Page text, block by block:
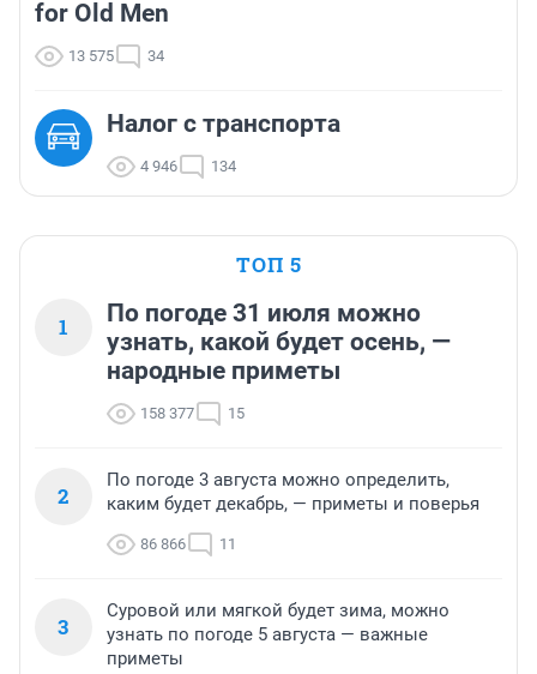
for Old Men
13 575 34
Налог с транспорта
4 946 134
ТОП 5
1
По погоде 31 июля можно
узнать, какой будет осень, —
народные приметы
158 377 15
2
По погоде 3 августа можно определить,
каким будет декабрь, — приметы и поверья
86 866 11
3
Суровой или мягкой будет зима, можно
узнать по погоде 5 августа — важные
приметы